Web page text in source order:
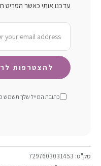
עדכנו אותי כאשר הפריט
כתובת המייל שלך תשמש
מק"ט: 7297603031453